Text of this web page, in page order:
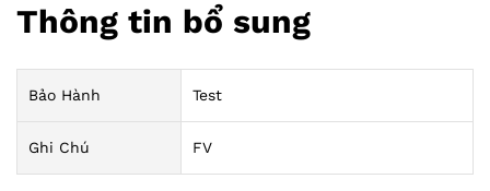
Thông tin bổ sung
Bảo Hành Test
Ghi Chú FV